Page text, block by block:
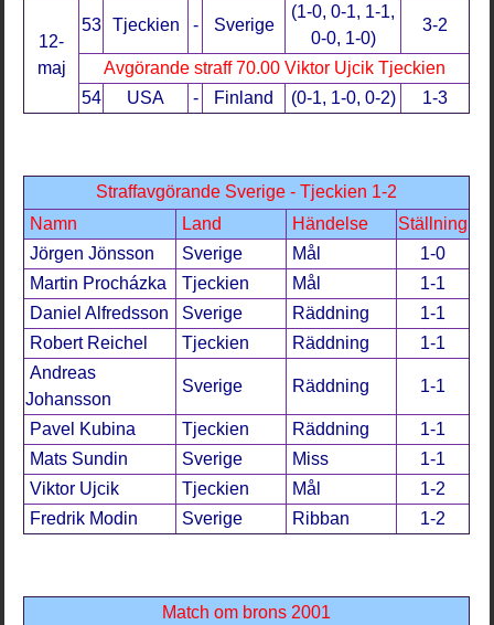
12-
maj
53 Tjeckien - Sverige
(1-0, 0-1, 1-1,
0-0, 1-0)
3-2
Avgörande straff 70.00 Viktor Ujcik Tjeckien
54
USA - Finland (0-1, 1-0, 0-2) 1-3
Straffavgörande Sverige - Tjeckien 1-2
Namn
Land Händelse
Ställning
Jörgen Jönsson
Sverige Mål
1-0
Martin Procházka
Tjeckien Mål
1-1
Daniel Alfredsson
Sverige Räddning
1-1
Robert Reichel
Tjeckien Räddning
1-1
Andreas
Johansson
Sverige Räddning 1-1
Pavel Kubina Tjeckien Räddning
1-1
Mats Sundin
Sverige Miss
1-1
Viktor Ujcik
Tjeckien Mål
1-2
Fredrik Modin
Sverige Ribban 1-2
Match om brons 2001